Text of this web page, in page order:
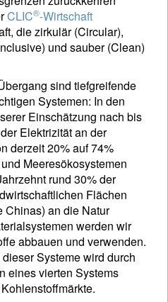
CLIC®-Wirtschaft
die zirkulär (Circular),
und sauber (Clean)
sind tiefgreifende
Systemen: In den
Einschätzung nach bis
Elektrizität an der
derzeit 20% auf 74%
Meeresökosystemen
rund 30% der
Flächen
Chinas) an die Natur
werden wir
abbauen und verwenden.
Systeme wird durch
eines vierten Systems